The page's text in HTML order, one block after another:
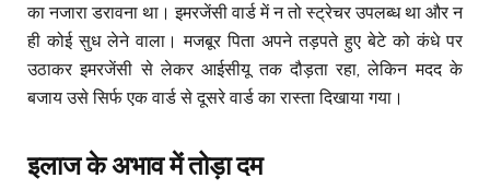
का नजारा डरावना था। इमरजेंसी वार्ड में न तो स्ट्रेचर उपलब्ध था और न
ही कोई सुध लेने वाला। मजबूर पिता अपने तड़पते हुए बेटे को कंधे पर
उठाकर इमरजेंसी से लेकर आईसीयू तक दौड़ता रहा, लेकिन मदद के
बजाय उसे सिर्फ एक वार्ड से दूसरे वार्ड का रास्ता दिखाया गया।
इलाज के अभाव में तोड़ा दम